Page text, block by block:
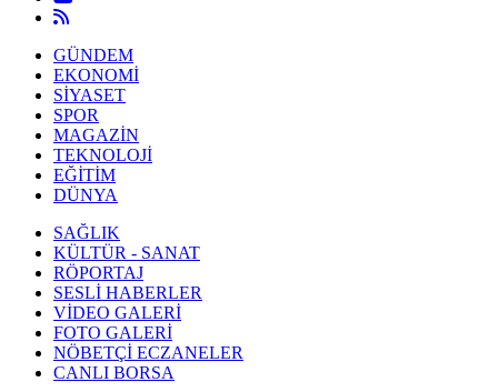
GÜNDEM
EKONOMİ
SİYASET
SPOR
MAGAZİN
TEKNOLOJİ
EĞİTİM
DÜNYA
SAĞLIK
KÜLTÜR - SANAT
RÖPORTAJ
SESLİ HABERLER
VİDEO GALERİ
FOTO GALERİ
NÖBETÇİ ECZANELER
CANLI BORSA